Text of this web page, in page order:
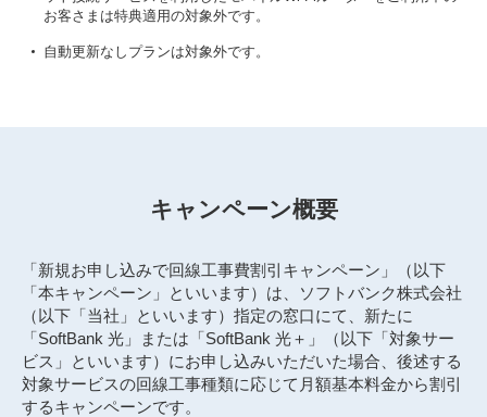
お客さまは特典適用の対象外です。
自動更新なしプランは対象外です。
キャンペーン概要
「新規お申し込みで回線工事費割引キャンペーン」（以下
「本キャンペーン」といいます）は、ソフトバンク株式会社
（以下「当社」といいます）指定の窓口にて、新たに
「SoftBank 光」または「SoftBank 光＋」（以下「対象サー
ビス」といいます）にお申し込みいただいた場合、後述する
対象サービスの回線工事種類に応じて月額基本料金から割引
するキャンペーンです。